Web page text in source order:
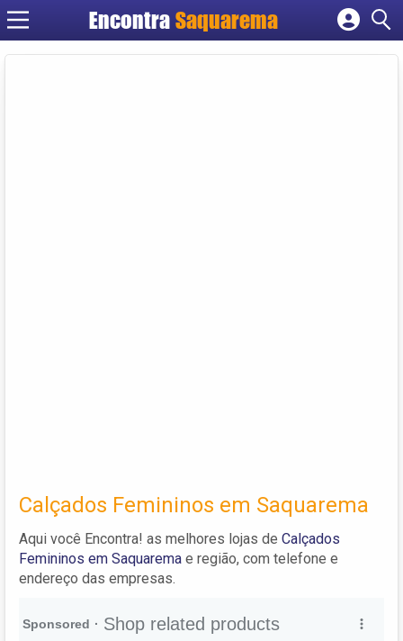
Encontra Saquarema
Cadastrar empresa
Calçados Femininos em Saquarema
Aqui você Encontra! as melhores lojas de Calçados
Femininos em Saquarema e região, com telefone e
endereço das empresas.